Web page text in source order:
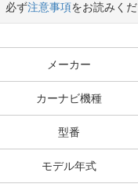
必ず注意事項をお読みくだ
メーカー
カーナビ機種
型番
モデル年式